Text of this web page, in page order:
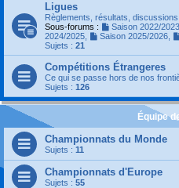
Ligues
Règlements, résultats, discussions
Sous-forums :
Saison 2022/2023
2024/2025
Saison 2025/2026,
Sujets : 21
Compétitions Étrangeres
Ce qui se passe hors de nos
Sujets : 126
Équipe
Championnats du Monde
Sujets : 11
Championnats d'Europe
Sujets : 55